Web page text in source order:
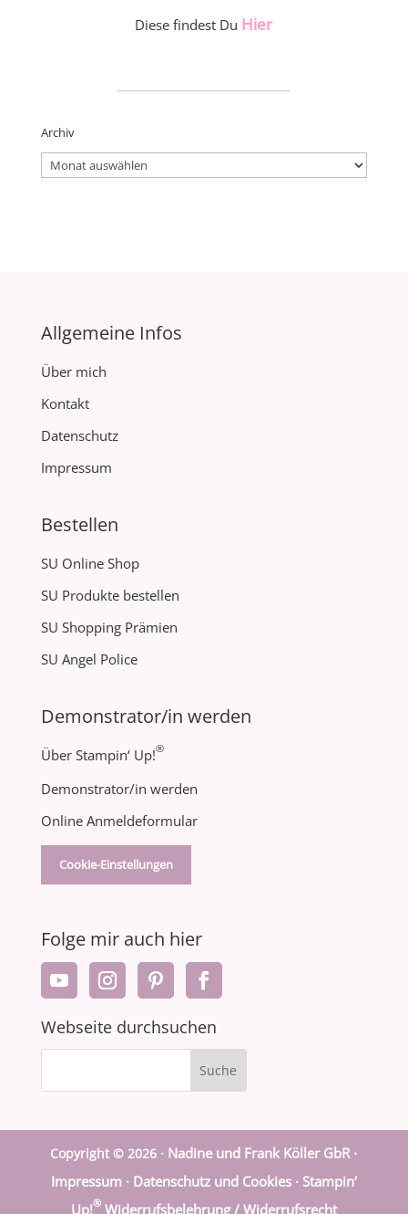
Diese findest Du Hier
Archiv
Archiv
Allgemeine Infos
Über mich
Kontakt
Datenschutz
Impressum
Bestellen
SU Online Shop
SU Produkte bestellen
SU Shopping Prämien
SU Angel Police
Demonstrator/in werden
Über Stampin‘ Up!®
Demonstrator/in werden
Online Anmeldeformular
Cookie-Einstellungen
Folge mir auch hier
Webseite durchsuchen
Copyright © 2026 · Nadine und Frank Köller GbR ·
Impressum· Datenschutz und Cookies· Stampin‘
Up!®Widerrufsbelehrung / Widerrufsrecht